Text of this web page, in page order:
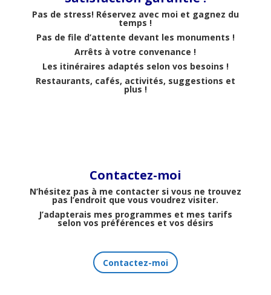
Pas de stress! Réservez avec moi et gagnez du
temps !
Pas de file d’attente devant les monuments !
Arrêts à votre convenance !
Les itinéraires adaptés selon vos besoins !
Restaurants, cafés, activités, suggestions et
plus !
Contactez-moi
N’hésitez pas à me contacter si vous ne trouvez
pas l’endroit que vous voudrez visiter.
J’adapterais mes programmes et mes tarifs
selon vos préférences et vos désirs
Contactez-moi